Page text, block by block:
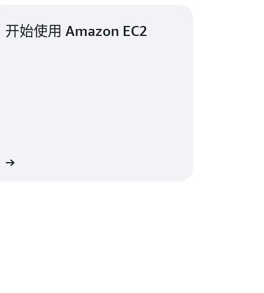
开始使用 Amazon EC2